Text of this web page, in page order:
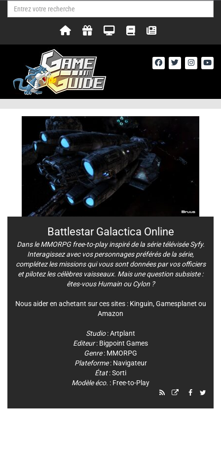
Battlestar Galactica Online
Dans le MMORPG free-to-play inspiré de la série télévisée Syfy.
Interagissez avec vos personnages préférés de la série,
complétez les missions qui vous sont données par vos officiers
et pilotez les célèbres vaisseaux. Mais une question subsiste :
êtes-vous Humain ou Cylon ?
Nous aider en achetant sur ces sites : Kinguin, Gamesplanet ou
Amazon
Studio:Artplant
Editeur: Bigpoint Games
Genre: MMORPG
Plateforme: Navigateur
État: Sorti
Modèle éco. : Free-to-Play